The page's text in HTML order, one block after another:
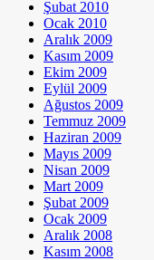
Şubat 2010
Ocak 2010
Aralık 2009
Kasım 2009
Ekim 2009
Eylül 2009
Ağustos 2009
Temmuz 2009
Haziran 2009
Mayıs 2009
Nisan 2009
Mart 2009
Şubat 2009
Ocak 2009
Aralık 2008
Kasım 2008